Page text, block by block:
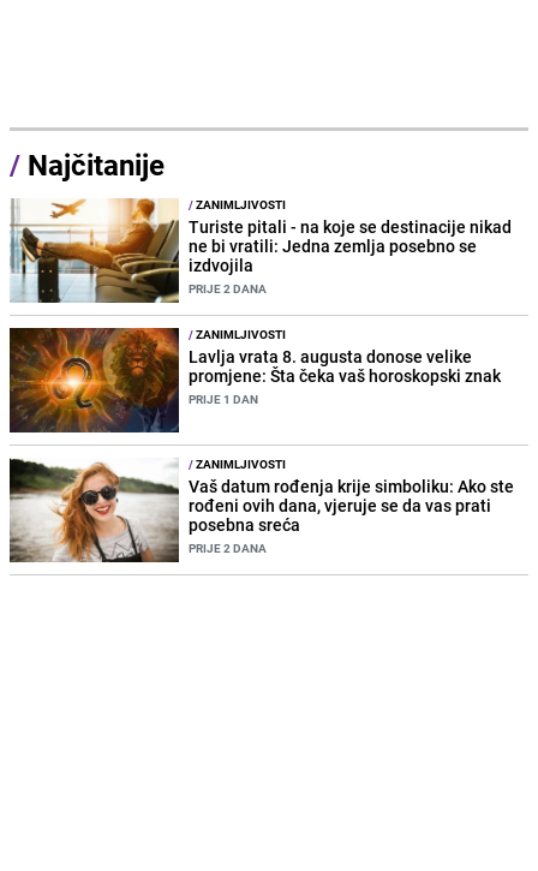
/ Najčitanije
/ZANIMLJIVOSTI
Turiste pitali - na koje se destinacije nikad
ne bi vratili: Jedna zemlja posebno se
izdvojila
PRIJE 2 DANA
/ZANIMLJIVOSTI
Lavlja vrata 8. augusta donose velike
promjene: Šta čeka vaš horoskopski znak
PRIJE 1 DAN
/ZANIMLJIVOSTI
Vaš datum rođenja krije simboliku: Ako ste
rođeni ovih dana, vjeruje se da vas prati
posebna sreća
PRIJE 2 DANA